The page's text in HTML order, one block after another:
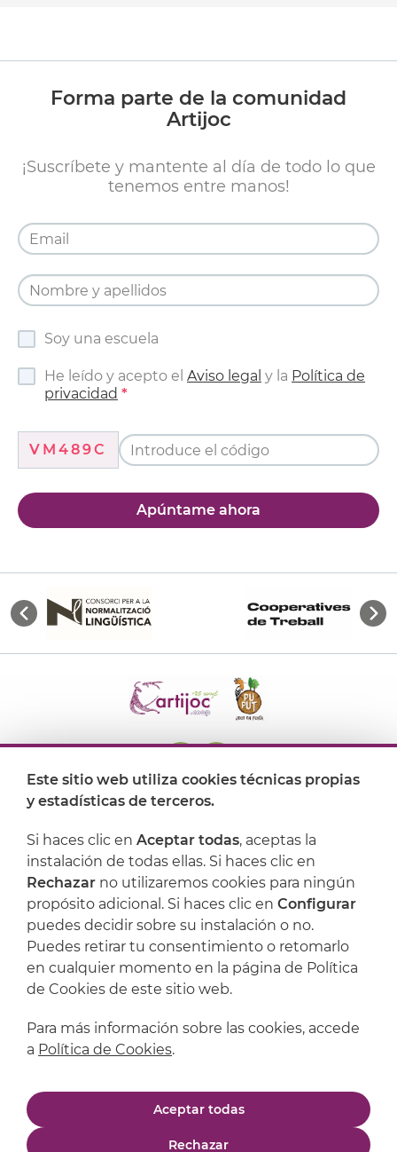
Forma parte de la comunidad
Artijoc
¡Suscríbete y mantente al día de todo lo que
tenemos entre manos!
Soy una escuela
He leído y acepto el Aviso legal y la Política de
privacidad
VM489C
Apúntame ahora
Dónde encontrarnos
Artijoc
Soporte
Política de privacidad
Este sitio web utiliza cookies técnicas propias
y estadísticas de terceros.
Si haces clic en Aceptar todas, aceptas la
instalación de todas ellas. Si haces clic en
Rechazar no utilizaremos cookies para ningún
propósito adicional. Si haces clic en Configurar
puedes decidir sobre su instalación o no.
Puedes retirar tu consentimiento o retomarlo
en cualquier momento en la página de Política
de Cookies de este sitio web.
Para más información sobre las cookies, accede
a Política de Cookies.
Aceptar todas
Rechazar